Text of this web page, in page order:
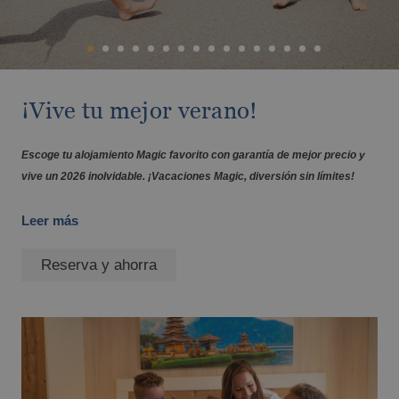
Descubre Alfaz del Pí
Ven con tu mascota
Desde €
Descuentos para familias numerosas
Magic World Sports & Events
Escapadas en Magic World Resort
Escapadas en Benidorm y Gandía frente al
Vive el Eclipse Solar con Magic Hotel
Group
Magic Atrium Plaza
Magic Inn Hotel
¡Vive tu mejor verano!
Escoge tu alojamiento Magic favorito con garantía de mejor precio y
vive un 2026 inolvidable. ¡Vacaciones Magic, diversión sin límites!
Leer más
Reserva y ahorra